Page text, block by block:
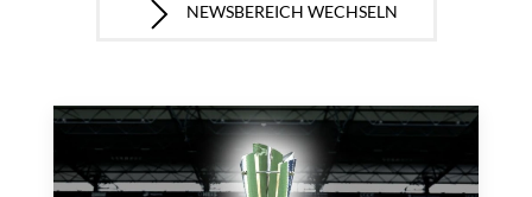
NEWSBEREICH WECHSELN